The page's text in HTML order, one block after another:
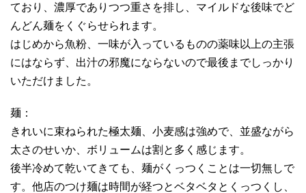
ており、濃厚でありつつ重さを排し、マイルドな後味でど
んどん麺をくぐらせられます。
はじめから魚粉、一味が入っているものの薬味以上の主張
にはならず、出汁の邪魔にならないので最後までしっかり
いただけました。
麺：
きれいに束ねられた極太麺、小麦感は強めで、並盛ながら
太さのせいか、ボリュームは割と多く感じます。
後半冷めて乾いてきても、麺がくっつくことは一切無しで
す。他店のつけ麺は時間が経つとベタベタとくっつくし、